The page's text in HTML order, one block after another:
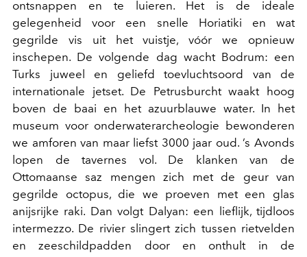
ontsnappen en te luieren. Het is de ideale
gelegenheid voor een snelle Horiatiki en wat
gegrilde vis uit het vuistje, vóór we opnieuw
inschepen. De volgende dag wacht Bodrum: een
Turks juweel en geliefd toevluchtsoord van de
internationale jetset. De Petrusburcht waakt hoog
boven de baai en het azuurblauwe water. In het
museum voor onderwaterarcheologie bewonderen
we amforen van maar liefst 3000 jaar oud. ’s Avonds
lopen de tavernes vol. De klanken van de
Ottomaanse saz mengen zich met de geur van
gegrilde octopus, die we proeven met een glas
anijsrijke raki. Dan volgt Dalyan: een lieflijk, tijdloos
intermezzo. De rivier slingert zich tussen rietvelden
en zeeschildpadden door en onthult in de